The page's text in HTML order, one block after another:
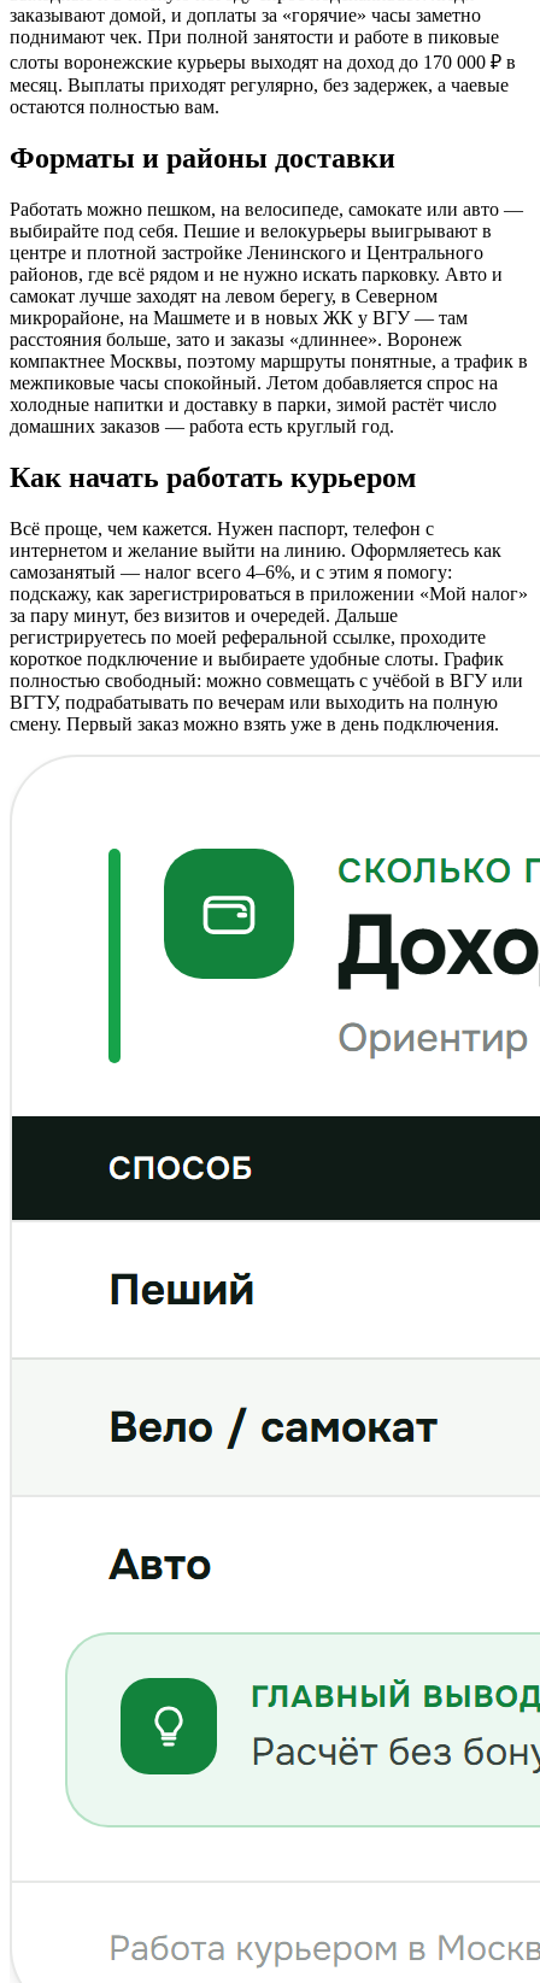
заказывают домой, и доплаты за «горячие» часы заметно
поднимают чек. При полной занятости и работе в пиковые
слоты воронежские курьеры выходят на доход до 170 000 ₽ в
месяц. Выплаты приходят регулярно, без задержек, а чаевые
остаются полностью вам.
Форматы и районы доставки
Работать можно пешком, на велосипеде, самокате или авто —
выбирайте под себя. Пешие и велокурьеры выигрывают в
центре и плотной застройке Ленинского и Центрального
районов, где всё рядом и не нужно искать парковку. Авто и
самокат лучше заходят на левом берегу, в Северном
микрорайоне, на Машмете и в новых ЖК у ВГУ — там
расстояния больше, зато и заказы «длиннее». Воронеж
компактнее Москвы, поэтому маршруты понятные, а трафик в
межпиковые часы спокойный. Летом добавляется спрос на
холодные напитки и доставку в парки, зимой растёт число
домашних заказов — работа есть круглый год.
Как начать работать курьером
Всё проще, чем кажется. Нужен паспорт, телефон с
интернетом и желание выйти на линию. Оформляетесь как
самозанятый — налог всего 4–6%, и с этим я помогу:
подскажу, как зарегистрироваться в приложении «Мой налог»
за пару минут, без визитов и очередей. Дальше
регистрируетесь по моей реферальной ссылке, проходите
короткое подключение и выбираете удобные слоты. График
полностью свободный: можно совмещать с учёбой в ВГУ или
ВГТУ, подрабатывать по вечерам или выходить на полную
смену. Первый заказ можно взять уже в день подключения.